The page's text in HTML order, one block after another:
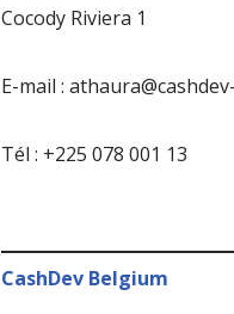
Cocody Riviera 1
E-mail :
Tél : +225 078 001 13
CashDev Belgium